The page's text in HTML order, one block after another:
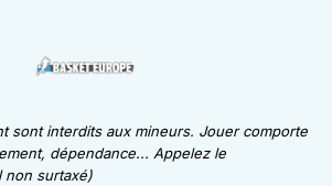
sont interdits aux mineurs. Jouer comporte
dépendance... Appelez le
non surtaxé)